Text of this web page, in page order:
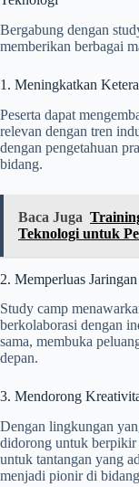
Bergabung dengan
memberikan berbagai
1. Meningkatkan
Peserta dapat
relevan dengan tren
dengan pengetahuan
bidang.
Baca Juga
Teknologi untuk
2. Memperluas
Study camp
berkolaborasi dengan
sama, membuka
depan.
3. Mendorong
Dengan lingkungan
didorong untuk berpikir
untuk tantangan yang
menjadi pionir di